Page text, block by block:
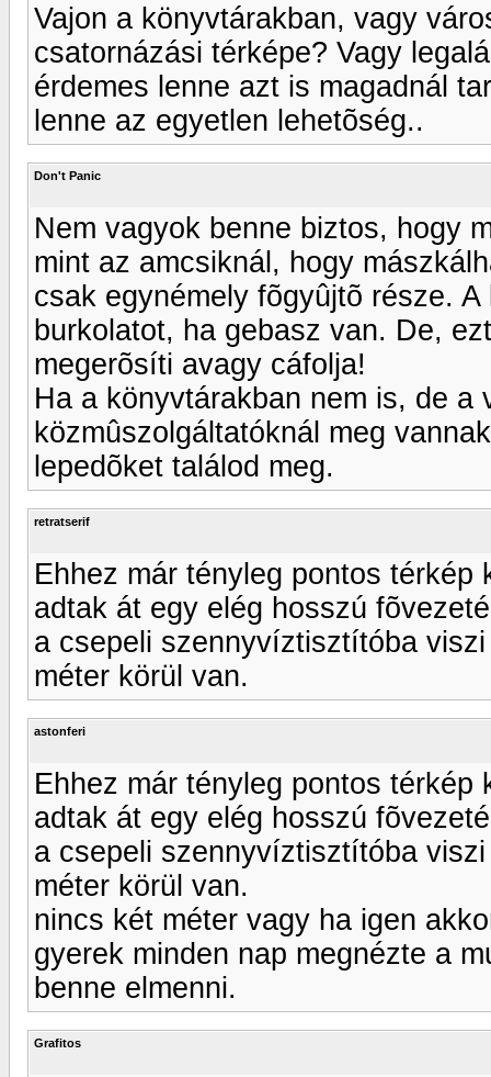
Vajon a könyvtárakban, vagy
csatornázási térképe? Vagy
érdemes lenne azt is magadnál
lenne az egyetlen lehetõség..
Don't Panic
Nem vagyok benne biztos, hogy
mint az amcsiknál, hogy
csak egynémely fõgyûjtõ része.
burkolatot, ha gebasz van. De,
megerõsíti avagy cáfolja!
Ha a könyvtárakban nem is, de
közmûszolgáltatóknál meg
lepedõket találod meg.
retratserif
Ehhez már tényleg pontos
adtak át egy elég hosszú
a csepeli szennyvíztisztítóba
méter körül van.
astonferi
Ehhez már tényleg pontos
adtak át egy elég hosszú
a csepeli szennyvíztisztítóba
méter körül van.
nincs két méter vagy ha igen
gyerek minden nap megnézte a
benne elmenni.
Grafitos